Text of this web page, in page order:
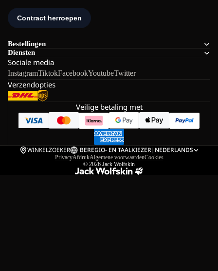
Bestellingen
Diensten
Sociale media
InstagramTiktokFacebookYoutubeTwitter
Verzendopties
Veilige betaling met
WINKELZOEKER BEREGIO- EN TAALKIEZER| NEDERLANDS
PrivacyAfdrukAlgemene voorwaardenCookies
© 2026 Jack Wolfskin